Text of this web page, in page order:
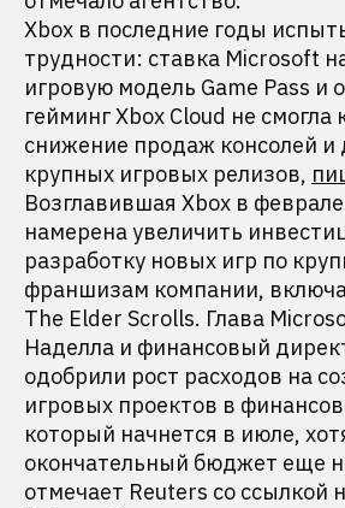
Xbox в последние годы
трудности: ставка Microsoft
игровую модель Game Pass и
гейминг Xbox Cloud не
снижение продаж консолей и
крупных игровых релизов,
Возглавившая Xbox в
намерена увеличить
разработку новых игр по
франшизам компании,
The Elder Scrolls. Глава
Наделла и финансовый
одобрили рост расходов на
игровых проектов в
который начнется в июле,
окончательный бюджет еще
отмечает Reuters со ссылкой